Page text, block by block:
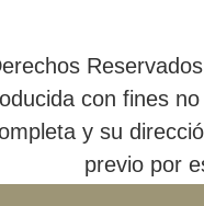
con fines
y su
previo por